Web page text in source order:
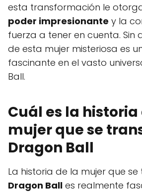
esta transformación le
poder impresionante y la
fuerza a tener en cuenta. Sin
de esta mujer misteriosa es
fascinante en el vasto
Ball.
Cuál es la historia
mujer que se
Dragon Ball
La historia de la mujer que
Dragon Ball es realmente